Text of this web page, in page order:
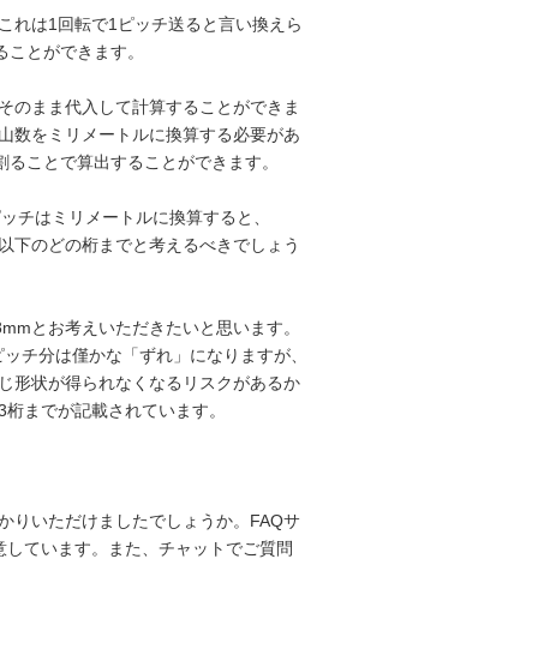
れは1回転で1ピッチ送ると言い換えら
とができます。
のまま代入して計算することができま
数をミリメートルに換算する必要があ
ことで算出することができます。
チはミリメートルに換算すると、
のどの桁までと考えるべきでしょう
とお考えいただきたいと思います。
チ分は僅かな「ずれ」になりますが、
形状が得られなくなるリスクがあるか
までが記載されています。
りいただけましたでしょうか。FAQサ
ています。また、チャットでご質問